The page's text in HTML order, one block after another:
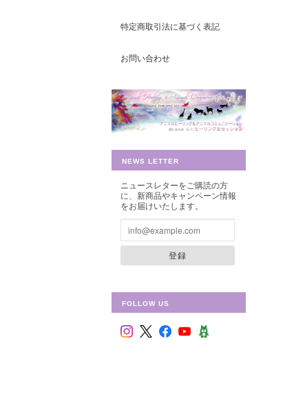
特定商取引法に基づく表記
お問い合わせ
NEWS LETTER
ニュースレターをご購読の方
に、新商品やキャンペーン情報
をお届けいたします。
登録
FOLLOW US